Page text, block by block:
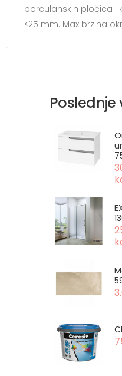
porculanskih pločica i
<25 mm. Max brzina
Poslednje